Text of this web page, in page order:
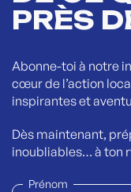
PRÈS
Abonne-toi à notre
cœur de l’action
inspirantes et
Dès maintenant,
inoubliables… à ton
Prénom